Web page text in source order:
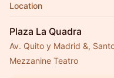
Location
Plaza La Quadra
Av. Quito y Madrid &,
Mezzanine Teatro